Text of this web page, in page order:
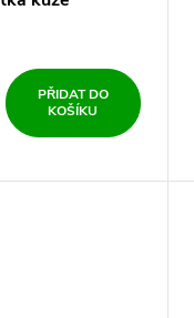
PŘIDAT DO
KOŠÍKU